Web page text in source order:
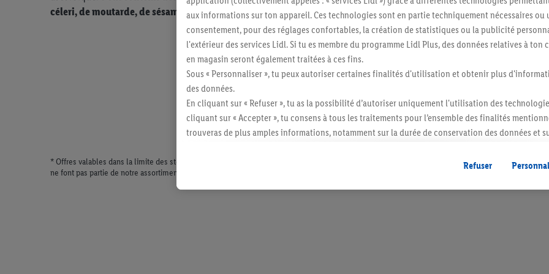
céleri, de moutarde, de sésame et de sulfites.Produit en Allemagne.
* Offres valables dans la limite des stocks disponibles. Vente limitée à des quantités usuelles pour un ménage. Vendu sans décoration. Les
ne font pas partie de notre assortiment de produits permanents. Ill. semblables.
aux informations sur ton appareil. Ces technologies sont en partie techniquement nécessaires ou
consentement, pour des réglages confortables, la création de statistiques ou la publicité
l'extérieur des services Lidl. Si tu es membre du programme Lidl Plus, des données relatives à ton
en magasin seront également traitées à ces fins.
Sous « Personnaliser », tu peux autoriser certaines finalités d'utilisation et obtenir plus
des données.
En cliquant sur « Refuser », tu as la possibilité d’autoriser uniquement l'utilisation des
cliquant sur « Accepter », tu consens à tous les traitements pour l’ensemble des finalités
trouveras de plus amples informations, notamment sur la durée de conservation des données et
Refuser